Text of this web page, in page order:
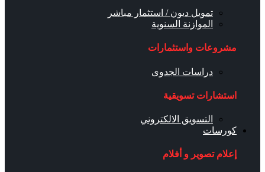
تمويل ديون / استثمار مباشر
الموازنة السنوية
مشروعات واستثمارات
دراسات الجدوى
استشارات تسويقية
التسويق الالكتروني
كورسات
إعلام تصوير و أفلام